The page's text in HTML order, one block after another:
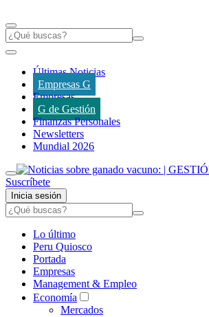
Últimas Noticias
Empresas G
Empresas
G de Gestión
Finanzas Personales
Newsletters
Mundial 2026
Suscríbete
Inicia sesión
Lo último
Peru Quiosco
Portada
Empresas
Management & Empleo
Economía
Mercados